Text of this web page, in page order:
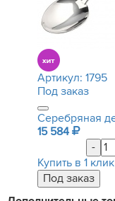
Артикул: 1795
Под заказ
Серебряная
15 584
-
Купить в 1 клик